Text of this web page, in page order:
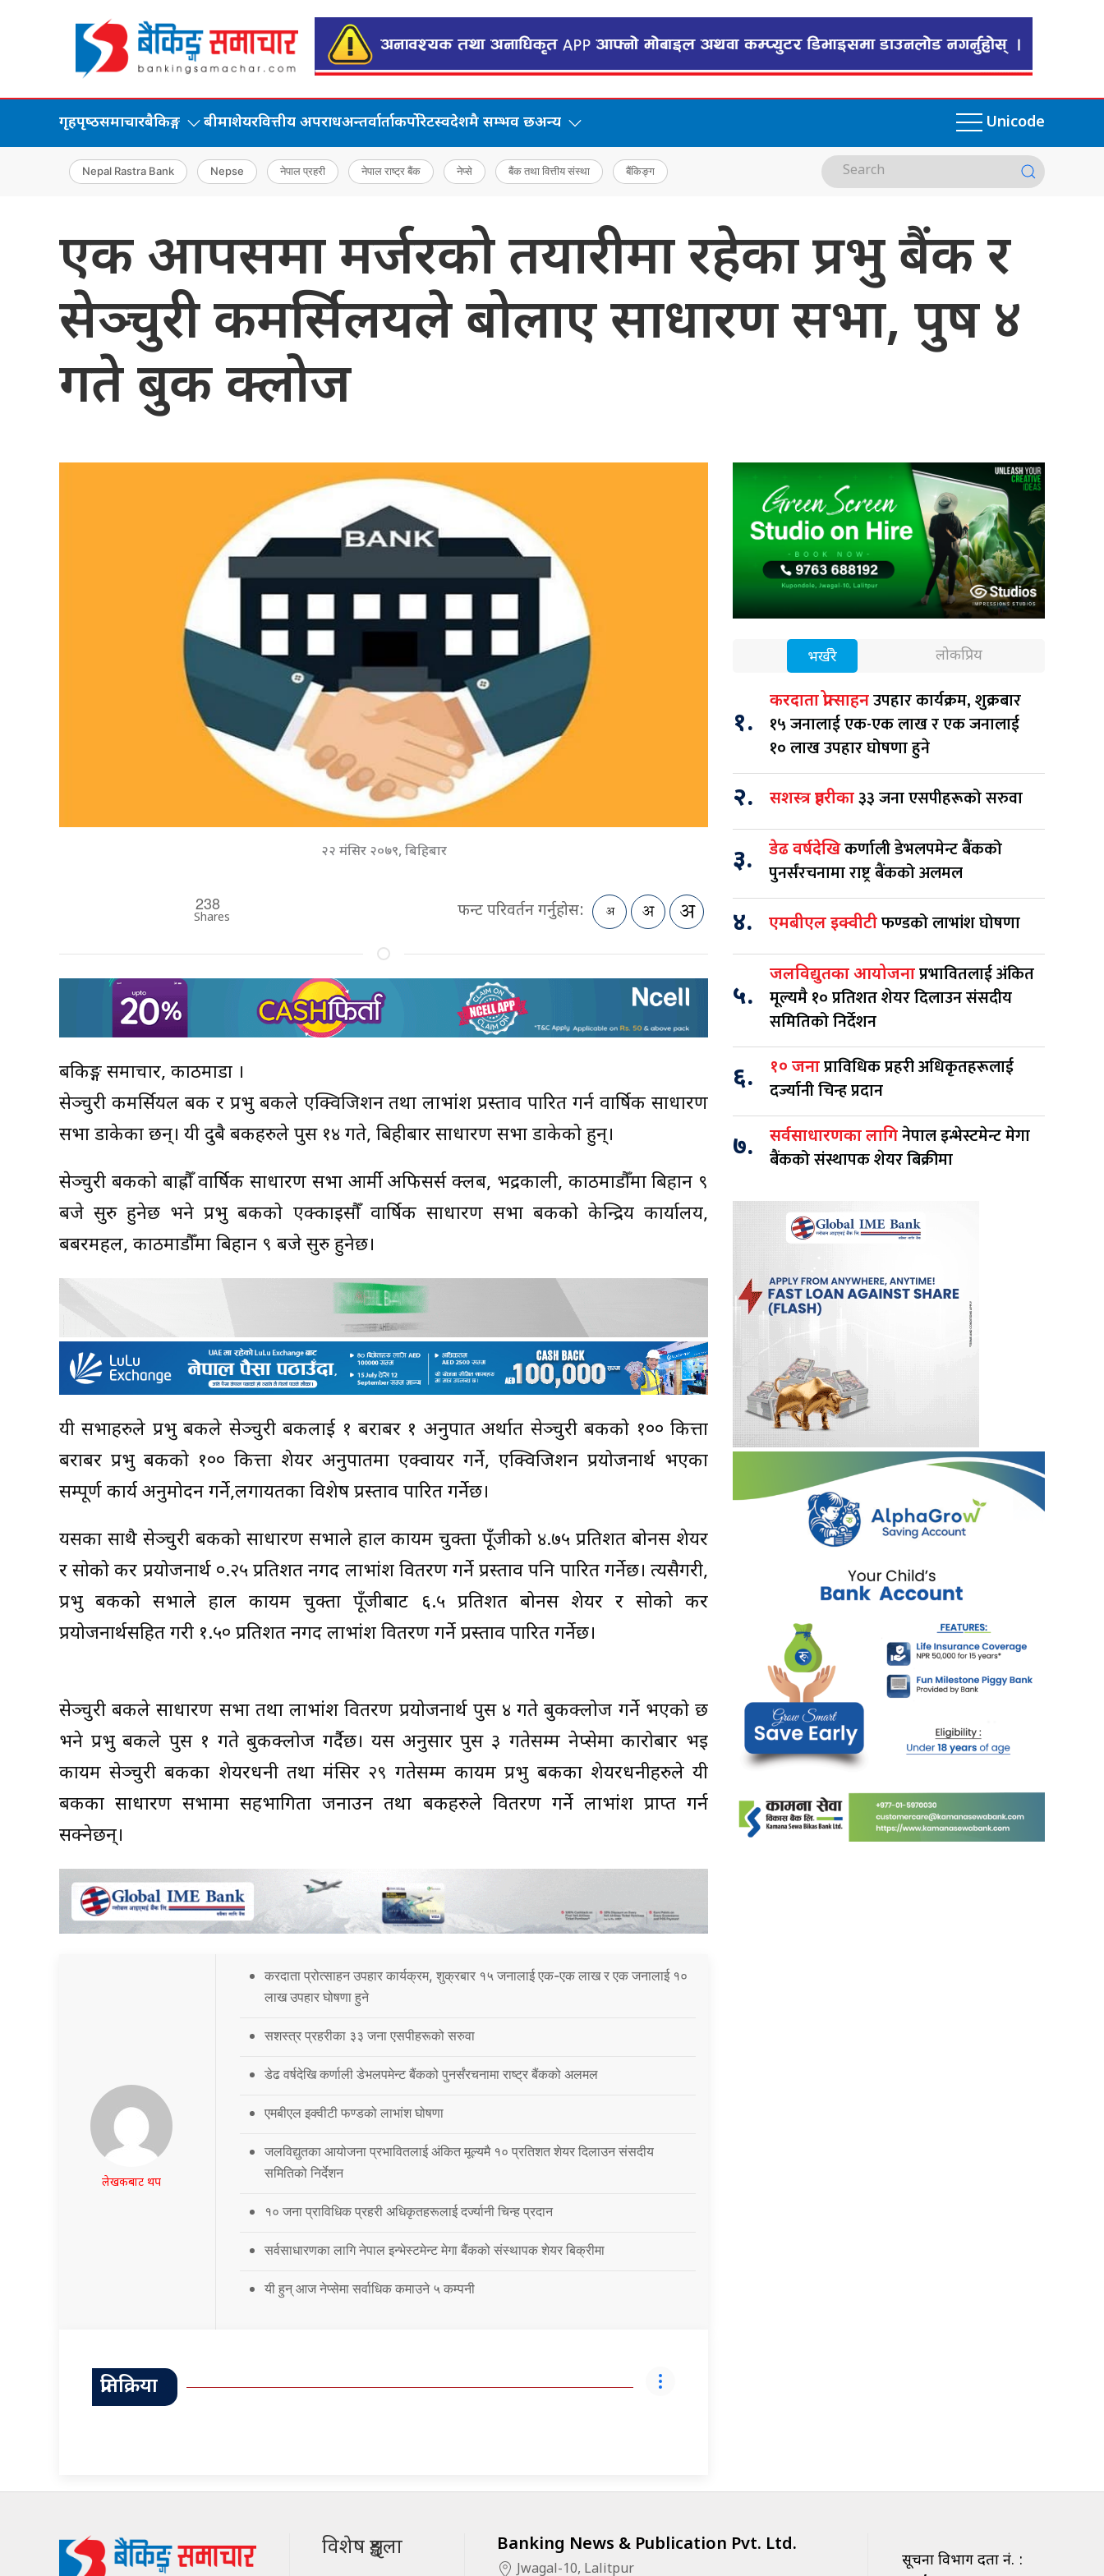
गृहपृष्‍ठसमाचारबैकिङ्ग बीमाशेयरवित्तीय अपराधअन्तर्वार्ताकर्पोरेटस्वदेशमै सम्भव छअन्य Unicode
Nepal Rastra Bank Nepse नेपाल प्रहरी नेपाल राष्ट्र बैंक नेप्से बैंक तथा वित्तीय संस्था बैंकिङ्ग
एक आपसमा मर्जरको तयारीमा रहेका प्रभु बैंक र
सेञ्चुरी कमर्सिलयले बोलाए साधारण सभा, पुष ४
गते बुक क्लोज
२२ मंसिर २०७९, बिहिबार
238
Shares फन्ट परिवर्तन गर्नुहोस:
बैंकिङ्ग समाचार, काठमाडौं ।
सेञ्चुरी कमर्सियल बैंक र प्रभु बैंकले एक्विजिशन तथा लाभांश प्रस्ताव पारित गर्न वार्षिक साधारण
सभा डाकेका छन्। यी दुबै बैंकहरुले पुस १४ गते, बिहीबार साधारण सभा डाकेको हुन्।
सेञ्चुरी बैंकको बाह्रौँ वार्षिक साधारण सभा आर्मी अफिसर्स क्लब, भद्रकाली, काठमाडौँमा बिहान ९
बजे सुरु हुनेछ भने प्रभु बैंकको एक्काइसौँ वार्षिक साधारण सभा बैंकको केन्द्रिय कार्यालय,
बबरमहल, काठमाडौँमा बिहान ९ बजे सुरु हुनेछ।
यी सभाहरुले प्रभु बैंकले सेञ्चुरी बैंकलाई १ बराबर १ अनुपात अर्थात सेञ्चुरी बैंकको १०० कित्ता
बराबर प्रभु बैंकको १०० कित्ता शेयर अनुपातमा एक्वायर गर्ने, एक्विजिशन प्रयोजनार्थ भएका
सम्पूर्ण कार्य अनुमोदन गर्ने,लगायतका विशेष प्रस्ताव पारित गर्नेछ।
यसका साथै सेञ्चुरी बैंकको साधारण सभाले हाल कायम चुक्ता पूँजीको ४.७५ प्रतिशत बोनस शेयर
र सोको कर प्रयोजनार्थ ०.२५ प्रतिशत नगद लाभांश वितरण गर्ने प्रस्ताव पनि पारित गर्नेछ। त्यसैगरी,
प्रभु बैंकको सभाले हाल कायम चुक्ता पूँजीबाट ६.५ प्रतिशत बोनस शेयर र सोको कर
प्रयोजनार्थसहित गरी १.५० प्रतिशत नगद लाभांश वितरण गर्ने प्रस्ताव पारित गर्नेछ।
सेञ्चुरी बैंकले साधारण सभा तथा लाभांश वितरण प्रयोजनार्थ पुस ४ गते बुकक्लोज गर्ने भएको छ
भने प्रभु बैंकले पुस १ गते बुकक्लोज गर्दैछ। यस अनुसार पुस ३ गतेसम्म नेप्सेमा कारोबार भइ
कायम सेञ्चुरी बैंकका शेयरधनी तथा मंसिर २९ गतेसम्म कायम प्रभु बैंकका शेयरधनीहरुले यी
बैंकका साधारण सभामा सहभागिता जनाउन तथा बैंकहरुले वितरण गर्ने लाभांश प्राप्त गर्न
सक्नेछन्।
लेखकबाट थप
करदाता प्रोत्साहन उपहार कार्यक्रम, शुक्रबार १५ जनालाई एक-एक लाख र एक जनालाई १०
लाख उपहार घोषणा हुने
सशस्त्र प्रहरीका ३३ जना एसपीहरूको सरुवा
डेढ वर्षदेखि कर्णाली डेभलपमेन्ट बैंकको पुनर्संरचनामा राष्ट्र बैंकको अलमल
एमबीएल इक्वीटी फण्डको लाभांश घोषणा
जलविद्युतका आयोजना प्रभावितलाई अंकित मूल्यमै १० प्रतिशत शेयर दिलाउन संसदीय
समितिको निर्देशन
१० जना प्राविधिक प्रहरी अधिकृतहरूलाई दर्ज्यानी चिन्ह प्रदान
सर्वसाधारणका लागि नेपाल इन्भेस्टमेन्ट मेगा बैंकको संस्थापक शेयर बिक्रीमा
यी हुन् आज नेप्सेमा सर्वाधिक कमाउने ५ कम्पनी
प्रतिक्रिया
भर्खरै लोकप्रिय
१.
करदाता प्रोत्साहनउपहार कार्यक्रम, शुक्रबार
१५ जनालाई एक-एक लाख र एक जनालाई
१० लाख उपहार घोषणा हुने
२. सशस्त्र प्रहरीका३३ जना एसपीहरूको सरुवा
३. डेढ वर्षदेखिकर्णाली डेभलपमेन्ट बैंकको
पुनर्संरचनामा राष्ट्र बैंकको अलमल
४. एमबीएल इक्वीटीफण्डको लाभांश घोषणा
५.
जलविद्युतका आयोजनाप्रभावितलाई अंकित
मूल्यमै १० प्रतिशत शेयर दिलाउन संसदीय
समितिको निर्देशन
६. १० जनाप्राविधिक प्रहरी अधिकृतहरूलाई
दर्ज्यानी चिन्ह प्रदान
७. सर्वसाधारणका लागिनेपाल इन्भेस्टमेन्ट मेगा
बैंकको संस्थापक शेयर बिक्रीमा
विशेष शृङ्खला Banking News & Publication Pvt. Ltd.
Jwagal-10, Lalitpur
सूचना विभाग दर्ता नं. :